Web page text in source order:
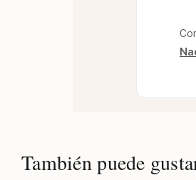
También puede